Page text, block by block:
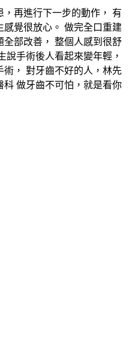
再進行下一步的動作， 有
覺很放心。 做完全口重建
部改善， 整個人感到很舒
說手術後人看起來變年輕，
， 對牙齒不好的人，林先
做牙齒不可怕，就是看你